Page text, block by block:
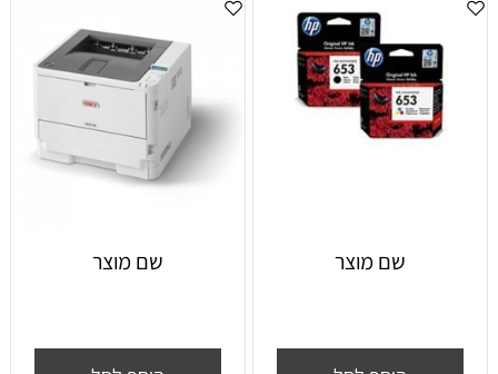
שם מוצר שם מוצר